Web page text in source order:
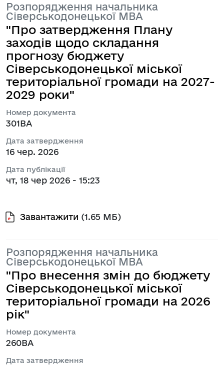
Розпорядження начальника
Сіверськодонецької МВА
"Про затвердження Плану
заходів щодо складання
прогнозу бюджету
Сіверськодонецької міської
територіальної громади на 2027-
2029 роки"
Номер документа
301ВА
Дата затвердження
16 чер. 2026
Дата публікації
чт, 18 чер 2026 - 15:23
Завантажити (1.65 МБ)
Розпорядження начальника
Сіверськодонецької МВА
"Про внесення змін до бюджету
Сіверськодонецької міської
територіальної громади на 2026
рік"
Номер документа
260ВА
Дата затвердження